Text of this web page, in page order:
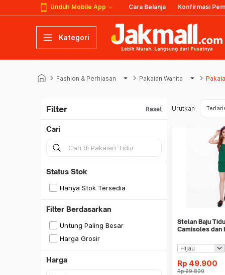
Unduh Mobile App Cara Belanja Konfirmasi
Kategori
keyboard_arrow_right Fashion & Perhiasan arrow_drop_down keyboard_arrow_right Pakaian Wanita arrow_drop_down keyboard_arrow_right
Filter Reset
Cari
Status Stok
Hanya Stok Tersedia
Filter Berdasarkan
Untung Paling Besar
Harga Grosir
Harga
Urutkan
Stelan Baju
Camisoles dan
Rp 49.900
Rp99.800